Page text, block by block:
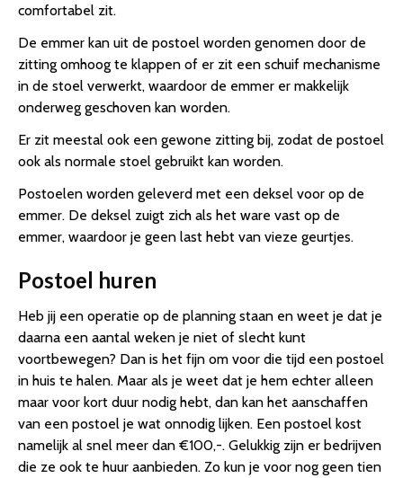
comfortabel zit.
De emmer kan uit de postoel worden genomen door de
zitting omhoog te klappen of er zit een schuif mechanisme
in de stoel verwerkt, waardoor de emmer er makkelijk
onderweg geschoven kan worden.
Er zit meestal ook een gewone zitting bij, zodat de postoel
ook als normale stoel gebruikt kan worden.
Postoelen worden geleverd met een deksel voor op de
emmer. De deksel zuigt zich als het ware vast op de
emmer, waardoor je geen last hebt van vieze geurtjes.
Postoel huren
Heb jij een operatie op de planning staan en weet je dat je
daarna een aantal weken je niet of slecht kunt
voortbewegen? Dan is het fijn om voor die tijd een postoel
in huis te halen. Maar als je weet dat je hem echter alleen
maar voor kort duur nodig hebt, dan kan het aanschaffen
van een postoel je wat onnodig lijken. Een postoel kost
namelijk al snel meer dan €100,-. Gelukkig zijn er bedrijven
die ze ook te huur aanbieden. Zo kun je voor nog geen tien